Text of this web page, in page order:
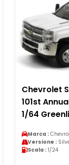
Chevrolet
101st
1/64
Marca :
Versione :
Scala : 1/24